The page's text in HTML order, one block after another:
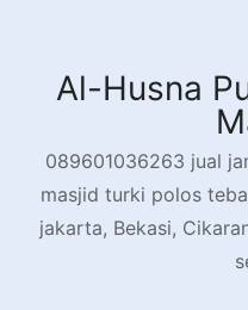
contentAl-Husna
089601036263 jual
masjid turki polos
jakarta, Bekasi,